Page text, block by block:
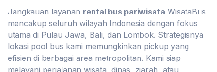
Jangkauan layanan rental bus pariwisata WisataBus
mencakup seluruh wilayah Indonesia dengan fokus
utama di Pulau Jawa, Bali, dan Lombok. Strategisnya
lokasi pool bus kami memungkinkan pickup yang
efisien di berbagai area metropolitan. Kami siap
melayani perjalanan wisata, dinas, ziarah, atau